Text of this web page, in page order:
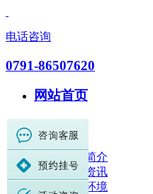
电话咨询
0791-86507620
网站首页
医院概况
医院简介
医院资讯
就医环境